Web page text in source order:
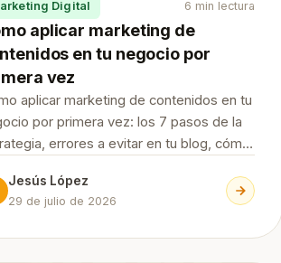
Digital 6 min lectura
aplicar marketing de
en tu negocio por
vez
aplicar marketing de contenidos en tu
por primera vez: los 7 pasos de la
errores a evitar en tu blog, cómo
y su relación con el SEO y la
con IA.
Jesús López
29 de julio de 2026